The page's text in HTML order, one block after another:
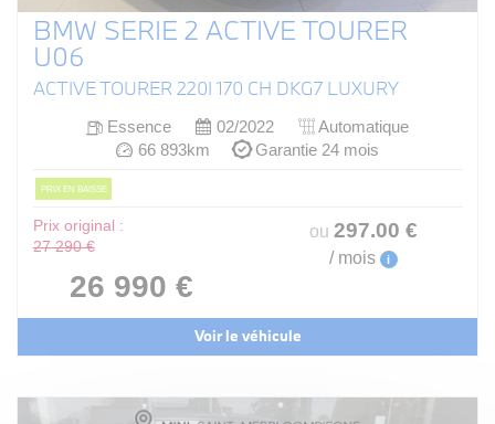
BMW SERIE 2 ACTIVE TOURER
U06
ACTIVE TOURER 220I 170 CH DKG7 LUXURY
Essence 02/2022
Automatique
66 893km
Garantie 24 mois
PRIX EN BAISSE
Prix original :
27 290 €
26 990 €
ou 297.00 €
/ mois i
Voir le véhicule